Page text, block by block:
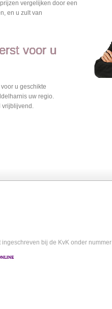
vergelijken door een
en u zult van
voor u
u geschikte
uw regio.
vrijblijvend.
ingeschreven bij de KvK onder nummer